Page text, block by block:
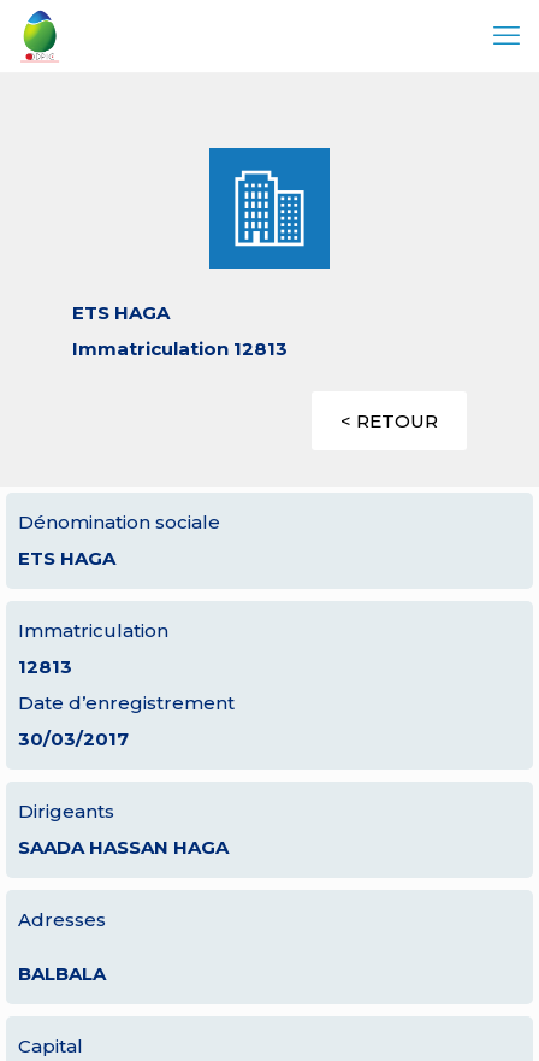
ETS HAGA
Immatriculation 12813
< RETOUR
Dénomination sociale
ETS HAGA
Immatriculation
12813
Date d’enregistrement
30/03/2017
Dirigeants
SAADA HASSAN HAGA
Adresses
BALBALA
Capital